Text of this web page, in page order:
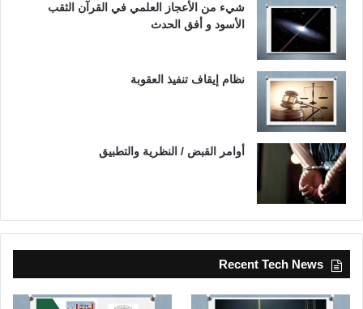
شيء من الأعجاز العلمي في القرآن الثقب
الأسود و أفق الحدث
نظام إيقاف تنفيذ العقوبة
أوامر القبض / النظرية والتطبيق
Recent Tech News